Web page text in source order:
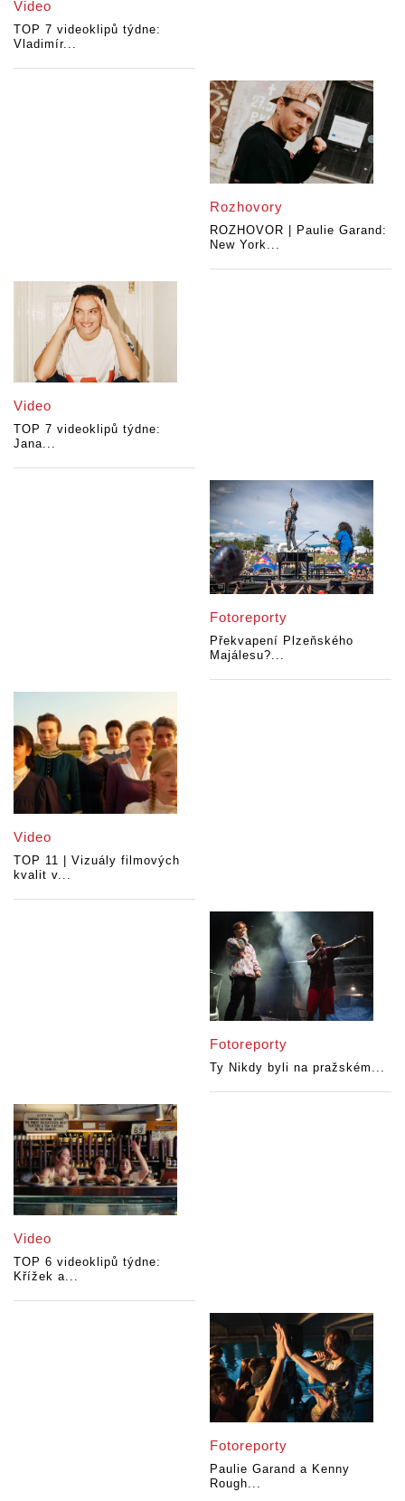
Video
TOP 7 videoklipů týdne:
Vladimír...
Rozhovory
ROZHOVOR | Paulie Garand:
New York...
Video
TOP 7 videoklipů týdne:
Jana...
Fotoreporty
Překvapení Plzeňského
Majálesu?...
Video
TOP 11 | Vizuály filmových
kvalit v...
Fotoreporty
Ty Nikdy byli na pražském...
Video
TOP 6 videoklipů týdne:
Křížek a...
Fotoreporty
Paulie Garand a Kenny
Rough...